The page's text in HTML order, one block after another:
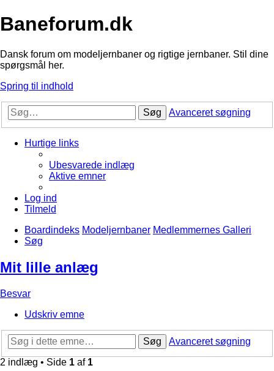
Baneforum.dk
Dansk forum om modeljernbaner og rigtige jernbaner. Stil dine
spørgsmål her.
Spring til indhold
Søg Avanceret søgning
Hurtige links
Ubesvarede indlæg
Aktive emner
Log ind
Tilmeld
Boardindeks Modeljernbaner Medlemmernes Galleri
Søg
Mit lille anlæg
Besvar
Udskriv emne
Søg
Avanceret søgning
2 indlæg • Side 1 af 1